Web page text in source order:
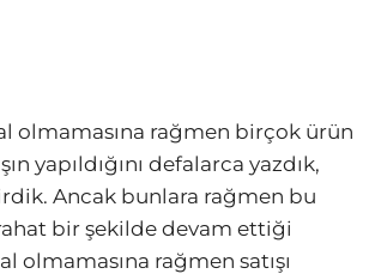
olmamasına rağmen birçok ürün
yapıldığını defalarca yazdık,
Ancak bunlara rağmen bu
bir şekilde devam ettiği
olmamasına rağmen satışı